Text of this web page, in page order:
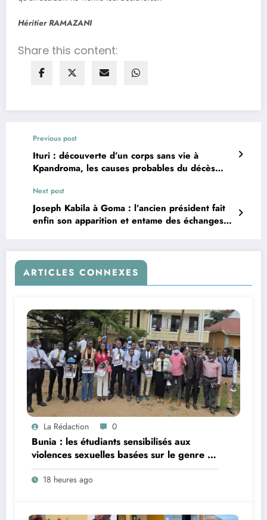
Héritier RAMAZANI
Share this content:
Previous post
Ituri : découverte d’un corps sans vie à
Kpandroma, les causes probables du décès
Next post
Joseph Kabila à Goma : l’ancien président fait
enfin son apparition et entame des échanges
ARTICLES CONNEXES
La Rédaction 0
Bunia : les étudiants sensibilisés aux
violences sexuelles basées sur le genre et
au harcèlement sexuel en milieu
universitaire
18 heures ago